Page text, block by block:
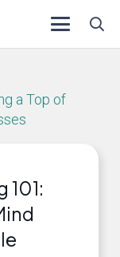
a Top of
101: